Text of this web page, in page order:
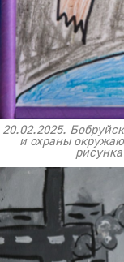
20.02.2025.
и охраны